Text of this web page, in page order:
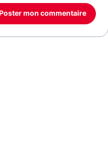
Poster mon commentaire